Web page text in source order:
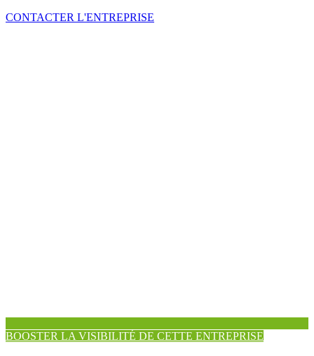
CONTACTER L'ENTREPRISE
BOOSTER LA VISIBILITÉ DE CETTE ENTREPRISE